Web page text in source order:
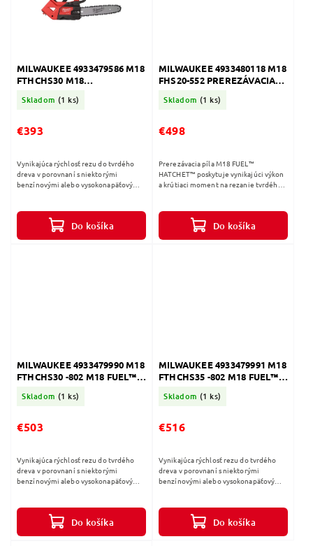
MILWAUKEE 4933479586 M18
FTHCHS30 M18
HORNOU RUKOVÄŤOU A 30
Skladom (1 ks)
€393
Do košíka
Vynikajúca rýchlosť rezu do tvrdého
dreva v porovnaní s niektorými
benzínovými alebo vysokonapäťovými
dokončenie...
MILWAUKEE 4933480118 M18
FHS20-552 PREREZÁVACIA
Skladom (1 ks)
€498
Do košíka
Prerezávacia píla M18 FUEL™
HATCHET™ poskytuje vynikajúci výkon
a krútiaci moment na rezanie tvrdého
profesionálov...
MILWAUKEE 4933479990 M18
FTHCHS30 -802 M18 FUEL™
RUKOVÄŤOU- 30 CM
Skladom (1 ks)
€503
Do košíka
Vynikajúca rýchlosť rezu do tvrdého
dreva v porovnaní s niektorými
benzínovými alebo vysokonapäťovými
dokončenie...
MILWAUKEE 4933479991 M18
FTHCHS35 -802 M18 FUEL™
RUKOVÄŤOU -35 CM
Skladom (1 ks)
€516
Do košíka
Vynikajúca rýchlosť rezu do tvrdého
dreva v porovnaní s niektorými
benzínovými alebo vysokonapäťovými
dokončenie...